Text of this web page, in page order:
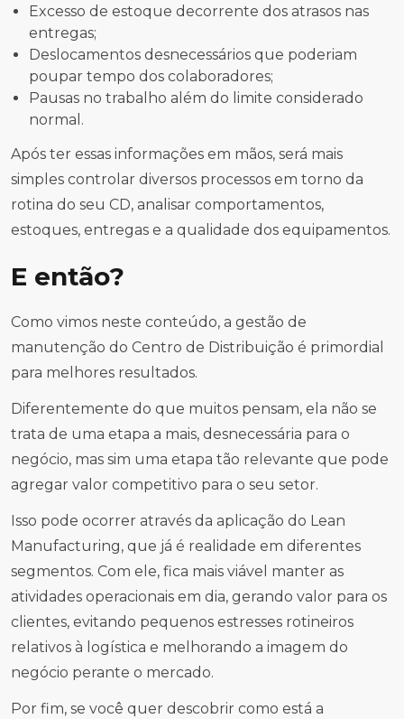
Excesso de estoque decorrente dos atrasos nas
entregas;
Deslocamentos desnecessários que poderiam
poupar tempo dos colaboradores;
Pausas no trabalho além do limite considerado
normal.
Após ter essas informações em mãos, será mais
simples controlar diversos processos em torno da
rotina do seu CD, analisar comportamentos,
estoques, entregas e a qualidade dos equipamentos.
E então?
Como vimos neste conteúdo, a gestão de
manutenção do Centro de Distribuição é primordial
para melhores resultados.
Diferentemente do que muitos pensam, ela não se
trata de uma etapa a mais, desnecessária para o
negócio, mas sim uma etapa tão relevante que pode
agregar valor competitivo para o seu setor.
Isso pode ocorrer através da aplicação do Lean
Manufacturing, que já é realidade em diferentes
segmentos. Com ele, fica mais viável manter as
atividades operacionais em dia, gerando valor para os
clientes, evitando pequenos estresses rotineiros
relativos à logística e melhorando a imagem do
negócio perante o mercado.
Por fim, se você quer descobrir como está a